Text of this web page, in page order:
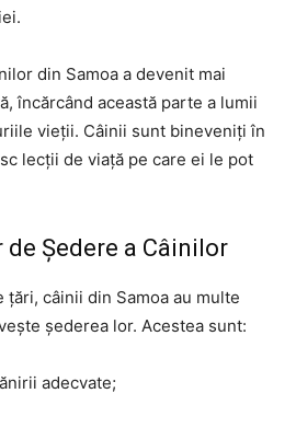
din Samoa a devenit mai
încărcând această parte a lumii
vieții. Câinii sunt bineveniți în
lecții de viață pe care ei le pot
Ședere a Câinilor
câinii din Samoa au multe
șederea lor. Acestea sunt:
adecvate;